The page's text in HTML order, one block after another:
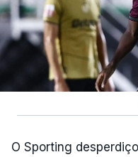
O Sporting